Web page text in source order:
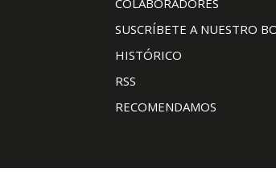
COLABORADORES
SUSCRÍBETE A NUESTRO
HISTÓRICO
RSS
RECOMENDAMOS